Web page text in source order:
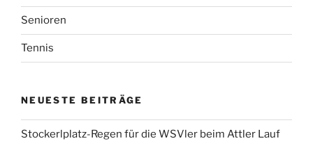
Senioren
Tennis
NEUESTE BEITRÄGE
Stockerlplatz-Regen für die WSVler beim Attler Lauf